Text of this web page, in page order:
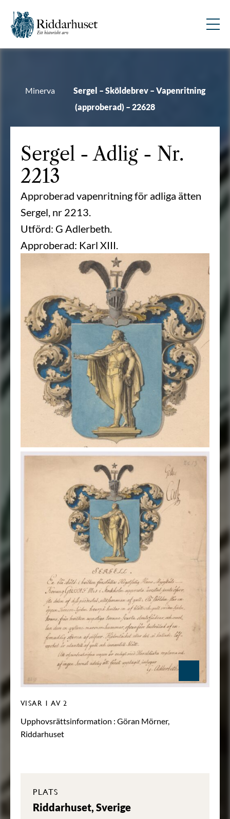
Minerva
Sergel – Sköldebrev – Vapenritning
(approberad) – 22628
Sergel - Adlig - Nr.
2213
Approberad vapenritning för adliga ätten
Sergel, nr 2213.
Utförd: G Adlerbeth.
Approberad: Karl XIII.
VISAR 1 AV 2
Upphovsrättsinformation : Göran Mörner,
Riddarhuset
PLATS
Riddarhuset, Sverige